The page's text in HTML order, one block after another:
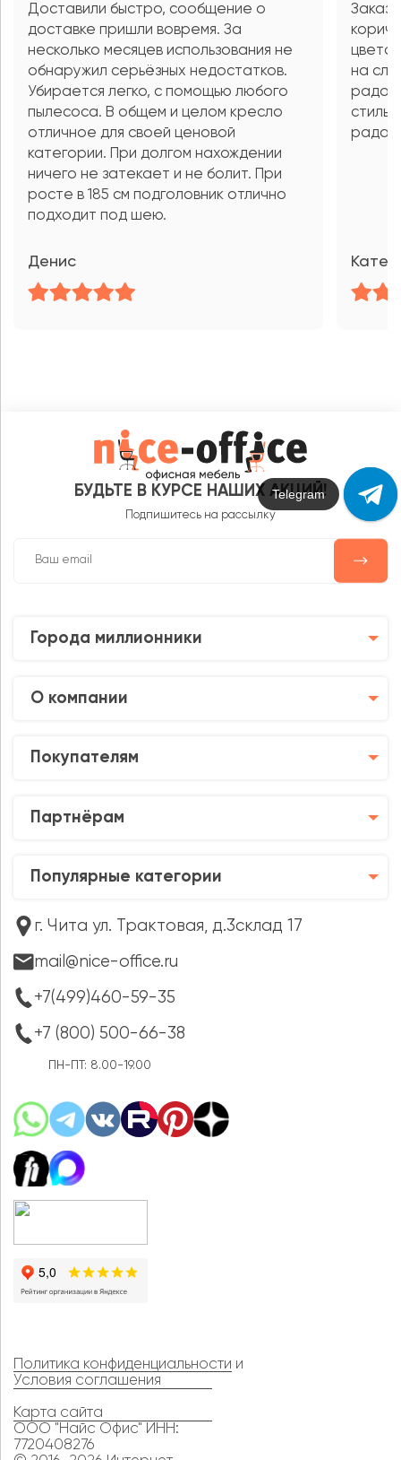
Доставили быстро, сообщение о
доставке пришли вовремя. За
несколько месяцев использования не
обнаружил серьёзных недостатков.
Убирается легко, с помощью любого
пылесоса. В общем и целом кресло
отличное для своей ценовой
категории. При долгом нахождении
ничего не затекает и не болит. При
росте в 185 см подголовник отлично
подходит под шею.
Денис
на
рада,
БУДЬТЕ В КУРСЕ НАШИХ АКЦИЙ!
Подпишитесь на рассылку
Города миллионники
О компании
Покупателям
Партнёрам
Популярные категории
г. Чита ул. Трактовая, д.3склад 17
mail@nice-office.ru
+7(499)460-59-35
+7 (800) 500-66-38
ПН-ПТ: 8.00-19.00
Политика конфиденциальности и
Условия соглашения
Карта сайта
ООО "Найс Офис" ИНН:
7720408276
Max